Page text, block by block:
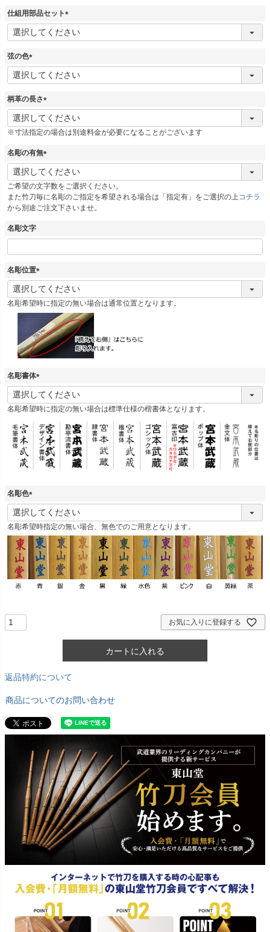
)
仕組用部品セット
(
必
弦の色
(
必
)
柄革の長さ
(
必
須
※寸法指定の場合は別途料金が必要になることがございます
名彫の有無
(
必
須
)
ご希望の文字数をご選択ください。
また竹刀毎に名彫のご指定を希望される場合は「指定有」をご選択の上コチラ
から別途ご注文下さいませ。
名彫文字
名彫位置
(
必
須
名彫希望時に指定の無い場合は通常位置となります。
名彫書体
(
必
須
名彫希望時に指定の無い場合は標準仕様の楷書体となります。
名彫色
(
必
須
名彫希望時指定の無い場合、無色でのご用意となります。
お気に入りに登録する
カートに入れる
返品特約について
商品についてのお問い合わせ